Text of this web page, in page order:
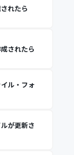
れたら
されたら
ル・フォ
が更新さ